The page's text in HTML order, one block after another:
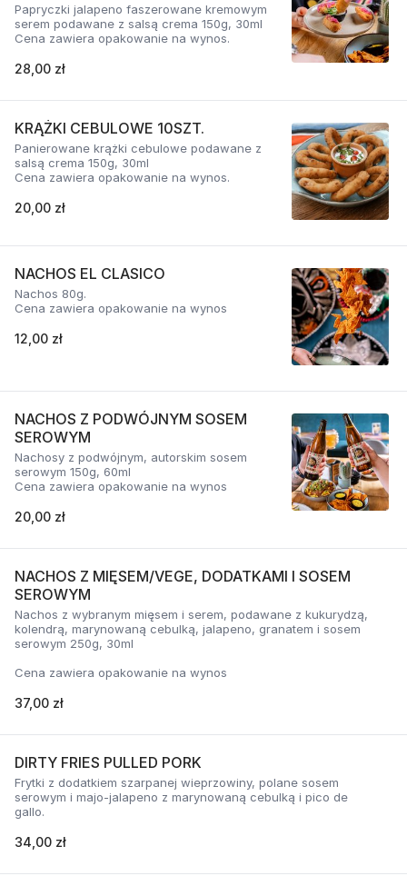
Papryczki jalapeno faszerowane kremowym
serem podawane z salsą crema 150g, 30ml
Cena zawiera opakowanie na wynos.
28,00 zł
KRĄŻKI CEBULOWE 10SZT.
Panierowane krążki cebulowe podawane z
salsą crema 150g, 30ml
Cena zawiera opakowanie na wynos.
20,00 zł
NACHOS EL CLASICO
Nachos 80g.
Cena zawiera opakowanie na wynos
12,00 zł
NACHOS Z PODWÓJNYM SOSEM
SEROWYM
Nachosy z podwójnym, autorskim sosem
serowym 150g, 60ml
Cena zawiera opakowanie na wynos
20,00 zł
NACHOS Z MIĘSEM/VEGE, DODATKAMI I SOSEM
SEROWYM
Nachos z wybranym mięsem i serem, podawane z kukurydzą,
kolendrą, marynowaną cebulką, jalapeno, granatem i sosem
serowym 250g, 30ml
Cena zawiera opakowanie na wynos
37,00 zł
DIRTY FRIES PULLED PORK
Frytki z dodatkiem szarpanej wieprzowiny, polane sosem
serowym i majo-jalapeno z marynowaną cebulką i pico de
gallo.
34,00 zł